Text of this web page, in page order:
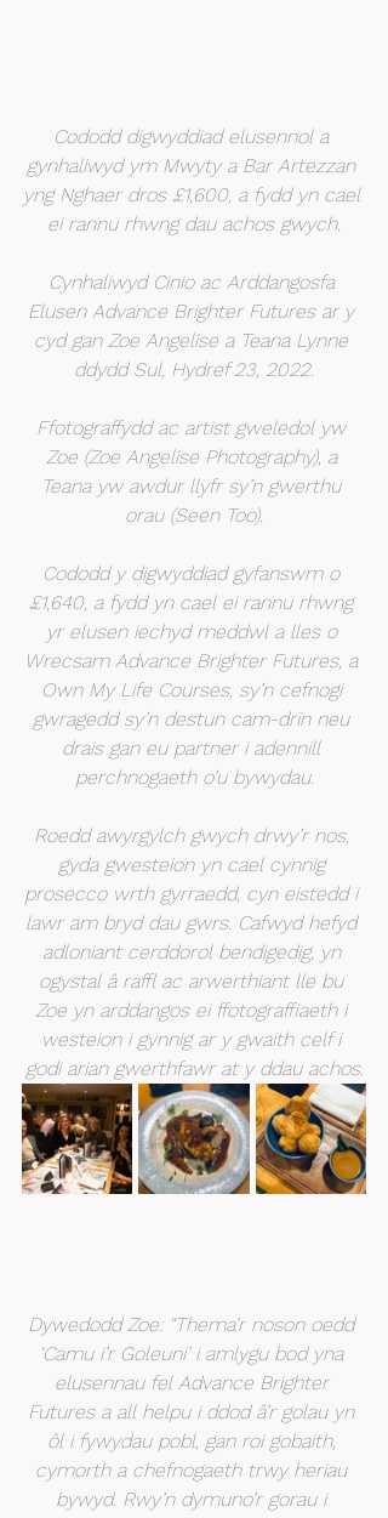
Cododd digwyddiad elusennol a
gynhaliwyd ym Mwyty a Bar Artezzan
yng Nghaer dros £1,600, a fydd yn cael
ei rannu rhwng dau achos gwych.
Cynhaliwyd Cinio ac Arddangosfa
Elusen Advance Brighter Futures ar y
cyd gan Zoe Angelise a Teana Lynne
ddydd Sul, Hydref 23, 2022.
Ffotograffydd ac artist gweledol yw
Zoe (Zoe Angelise Photography), a
Teana yw awdur llyfr sy’n gwerthu
orau (Seen Too).
Cododd y digwyddiad gyfanswm o
£1,640, a fydd yn cael ei rannu rhwng
yr elusen iechyd meddwl a lles o
Wrecsam Advance Brighter Futures, a
Own My Life Courses, sy’n cefnogi
gwragedd sy’n destun cam-drin neu
drais gan eu partner i adennill
perchnogaeth o’u bywydau.
Roedd awyrgylch gwych drwy’r nos,
gyda gwesteion yn cael cynnig
prosecco wrth gyrraedd, cyn eistedd i
lawr am bryd dau gwrs. Cafwyd hefyd
adloniant cerddorol bendigedig, yn
ogystal â raffl ac arwerthiant lle bu
Zoe yn arddangos ei ffotograffiaeth i
westeion i gynnig ar y gwaith celf i
godi arian gwerthfawr at y ddau achos.
Dywedodd Zoe: “Thema’r noson oedd
‘Camu i’r Goleuni’ i amlygu bod yna
elusennau fel Advance Brighter
Futures a all helpu i ddod â’r golau yn
ôl i fywydau pobl, gan roi gobaith,
cymorth a chefnogaeth trwy heriau
bywyd. Rwy’n dymuno’r gorau i